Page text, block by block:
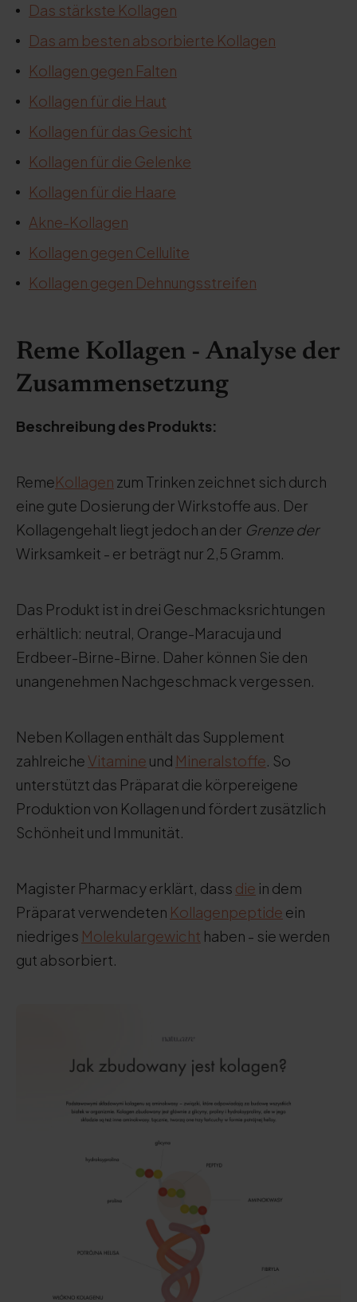
Das stärkste Kollagen
Das am besten absorbierte Kollagen
Kollagen gegen Falten
Kollagen für die Haut
Kollagen für das Gesicht
Kollagen für die Gelenke
Kollagen für die Haare
Akne-Kollagen
Kollagen gegen Cellulite
Kollagen gegen Dehnungsstreifen
Reme Kollagen - Analyse der
Zusammensetzung
Beschreibung des Produkts:
RemeKollagen zum Trinken zeichnet sich durch
eine gute Dosierung der Wirkstoffe aus. Der
Kollagengehalt liegt jedoch an der Grenze der
Wirksamkeit - er beträgt nur 2,5 Gramm.
Das Produkt ist in drei Geschmacksrichtungen
erhältlich: neutral, Orange-Maracuja und
Erdbeer-Birne-Birne. Daher können Sie den
unangenehmen Nachgeschmack vergessen.
Neben Kollagen enthält das Supplement
zahlreiche Vitamine und Mineralstoffe. So
unterstützt das Präparat die körpereigene
Produktion von Kollagen und fördert zusätzlich
Schönheit und Immunität.
Magister Pharmacy erklärt, dass die in dem
Präparat verwendeten Kollagenpeptide ein
niedriges Molekulargewicht haben - sie werden
gut absorbiert.